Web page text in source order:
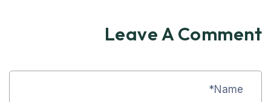
Leave A Comment